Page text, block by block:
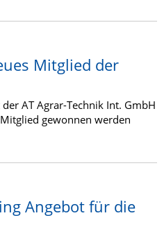
Mitglied der
AT Agrar-Technik Int. GmbH
gewonnen werden
Angebot für die